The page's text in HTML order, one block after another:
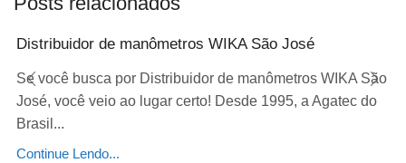
Distribuidor de manômetros WIKA São José
Se você busca por Distribuidor de manômetros WIKA São
José, você veio ao lugar certo! Desde 1995, a Agatec do
Brasil...
Continue Lendo...